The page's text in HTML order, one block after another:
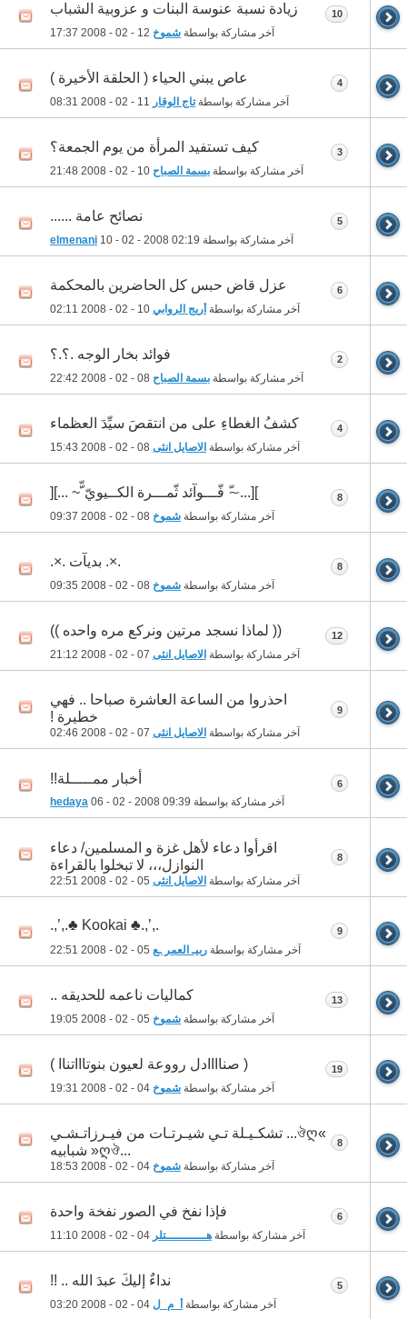
زيادة نسبة عنوسة البنات و عزوبية الشباب
آخر مشاركة بواسطة شموخ 17:37
10
عاصٍ يبني الحياء ( الحلقة الأخيرة )
آخر مشاركة بواسطةتاج الوقار 08:31
4
كيف تستفيد المرأة من يوم الجمعة؟
آخر مشاركة بواسطة بسمة الصباح 21:48
3
نصائح عامة ......
آخر مشاركة بواسطة elmenani 10 - 02 - 2008 02:19
5
عزل قاض حبس كل الحاضرين بالمحكمة
آخر مشاركة بواسطة أريج الروابي 02:11
6
فوائد بخار الوجه .؟.؟
آخر مشاركة بواسطة بسمة الصباح 22:42
2
كشفُ الغطاءِ على من انتقصَ سيِّدَ العظماء
آخر مشاركة بواسطة الاصايل انثى 15:43
4
][...~ّ فّـــوآئد ثّمـــرة الكــيويّ ّّ~ ...][
آخر مشاركة بواسطة شموخ 09:37
8
.×. بديآت .×.
آخر مشاركة بواسطة شموخ 09:35
8
(( لماذا نسجد مرتين ونركع مره واحده ))
آخر مشاركة بواسطة الاصايل انثى 21:12
12
احذروا من الساعة العاشرة صباحا .. فهي
خطيرة !
آخر مشاركة بواسطة الاصايل انثى 02:46
9
أخبار ممـــــلة!!
آخر مشاركة بواسطة hedaya 06 - 02 - 2008 09:39
6
اقرأوا دعاء لأهل غزة و المسلمين/ دعاء
النوازل‏،،، لا تبخلوا بالقراءة
آخر مشاركة بواسطة الاصايل انثى 22:51
8
.,’,.♣ Kookai ♣.,’,.
آخر مشاركة بواسطة ربيـ العمر ـع 22:51
9
كماليات ناعمه للحديقه ..
آخر مشاركة بواسطة شموخ 19:05
13
( صناااادل رووعة لعيون بنوتاااتناا )
آخر مشاركة بواسطة شموخ 19:31
19
»ঔღ... تشكـيـلة تـي شيـرتـات من فيـرزاتـشـي
...ღঔ« شبابيه
آخر مشاركة بواسطة شموخ 18:53
8
فإذا نفخ في الصور نفخة واحدة
آخر مشاركة بواسطة هـــــــــــتلر 11:10
6
نداءٌ إليكَ عبدَ الله .. !!
آخر مشاركة بواسطة أ_م_ل 03:20
5